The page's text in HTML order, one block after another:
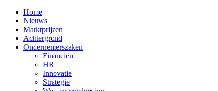
Home
Nieuws
Marktprijzen
Achtergrond
Ondernemerszaken
Financiën
HR
Innovatie
Strategie